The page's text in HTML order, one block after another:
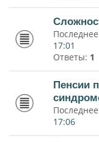
17:01
Ответы: 1
Пенсии
17:06